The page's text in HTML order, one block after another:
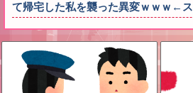
て帰宅した私を襲った異変ｗｗｗ←